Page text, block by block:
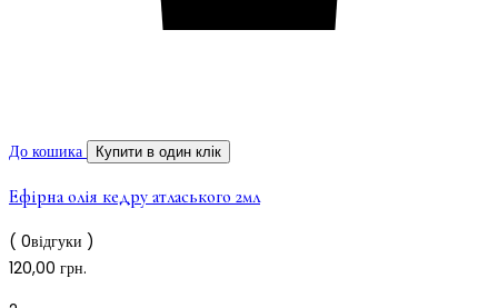
До кошика Купити в один клік
Ефірна олія кедру атласького 2мл
( 0відгуки )
120,00 грн.